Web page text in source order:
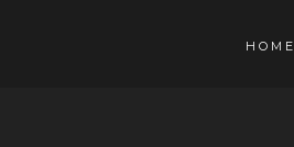
HOME